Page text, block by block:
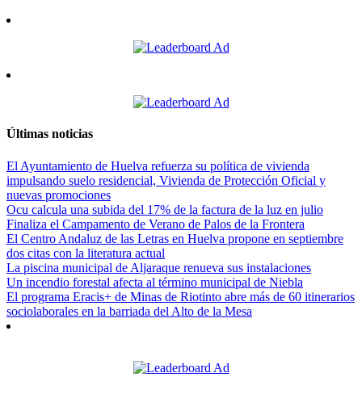
Últimas noticias
El Ayuntamiento de Huelva refuerza su política de vivienda
impulsando suelo residencial, Vivienda de Protección Oficial y
nuevas promociones
Ocu calcula una subida del 17% de la factura de la luz en julio
Finaliza el Campamento de Verano de Palos de la Frontera
El Centro Andaluz de las Letras en Huelva propone en septiembre
dos citas con la literatura actual
La piscina municipal de Aljaraque renueva sus instalaciones
Un incendio forestal afecta al término municipal de Niebla
El programa Eracis+ de Minas de Riotinto abre más de 60 itinerarios
sociolaborales en la barriada del Alto de la Mesa